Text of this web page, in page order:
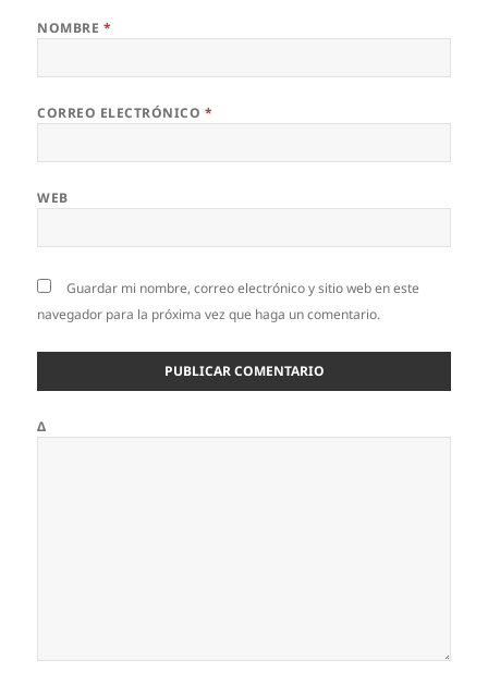
NOMBRE *
CORREO ELECTRÓNICO *
WEB
Guardar mi nombre, correo electrónico y sitio web en este
navegador para la próxima vez que haga un comentario.
Δ